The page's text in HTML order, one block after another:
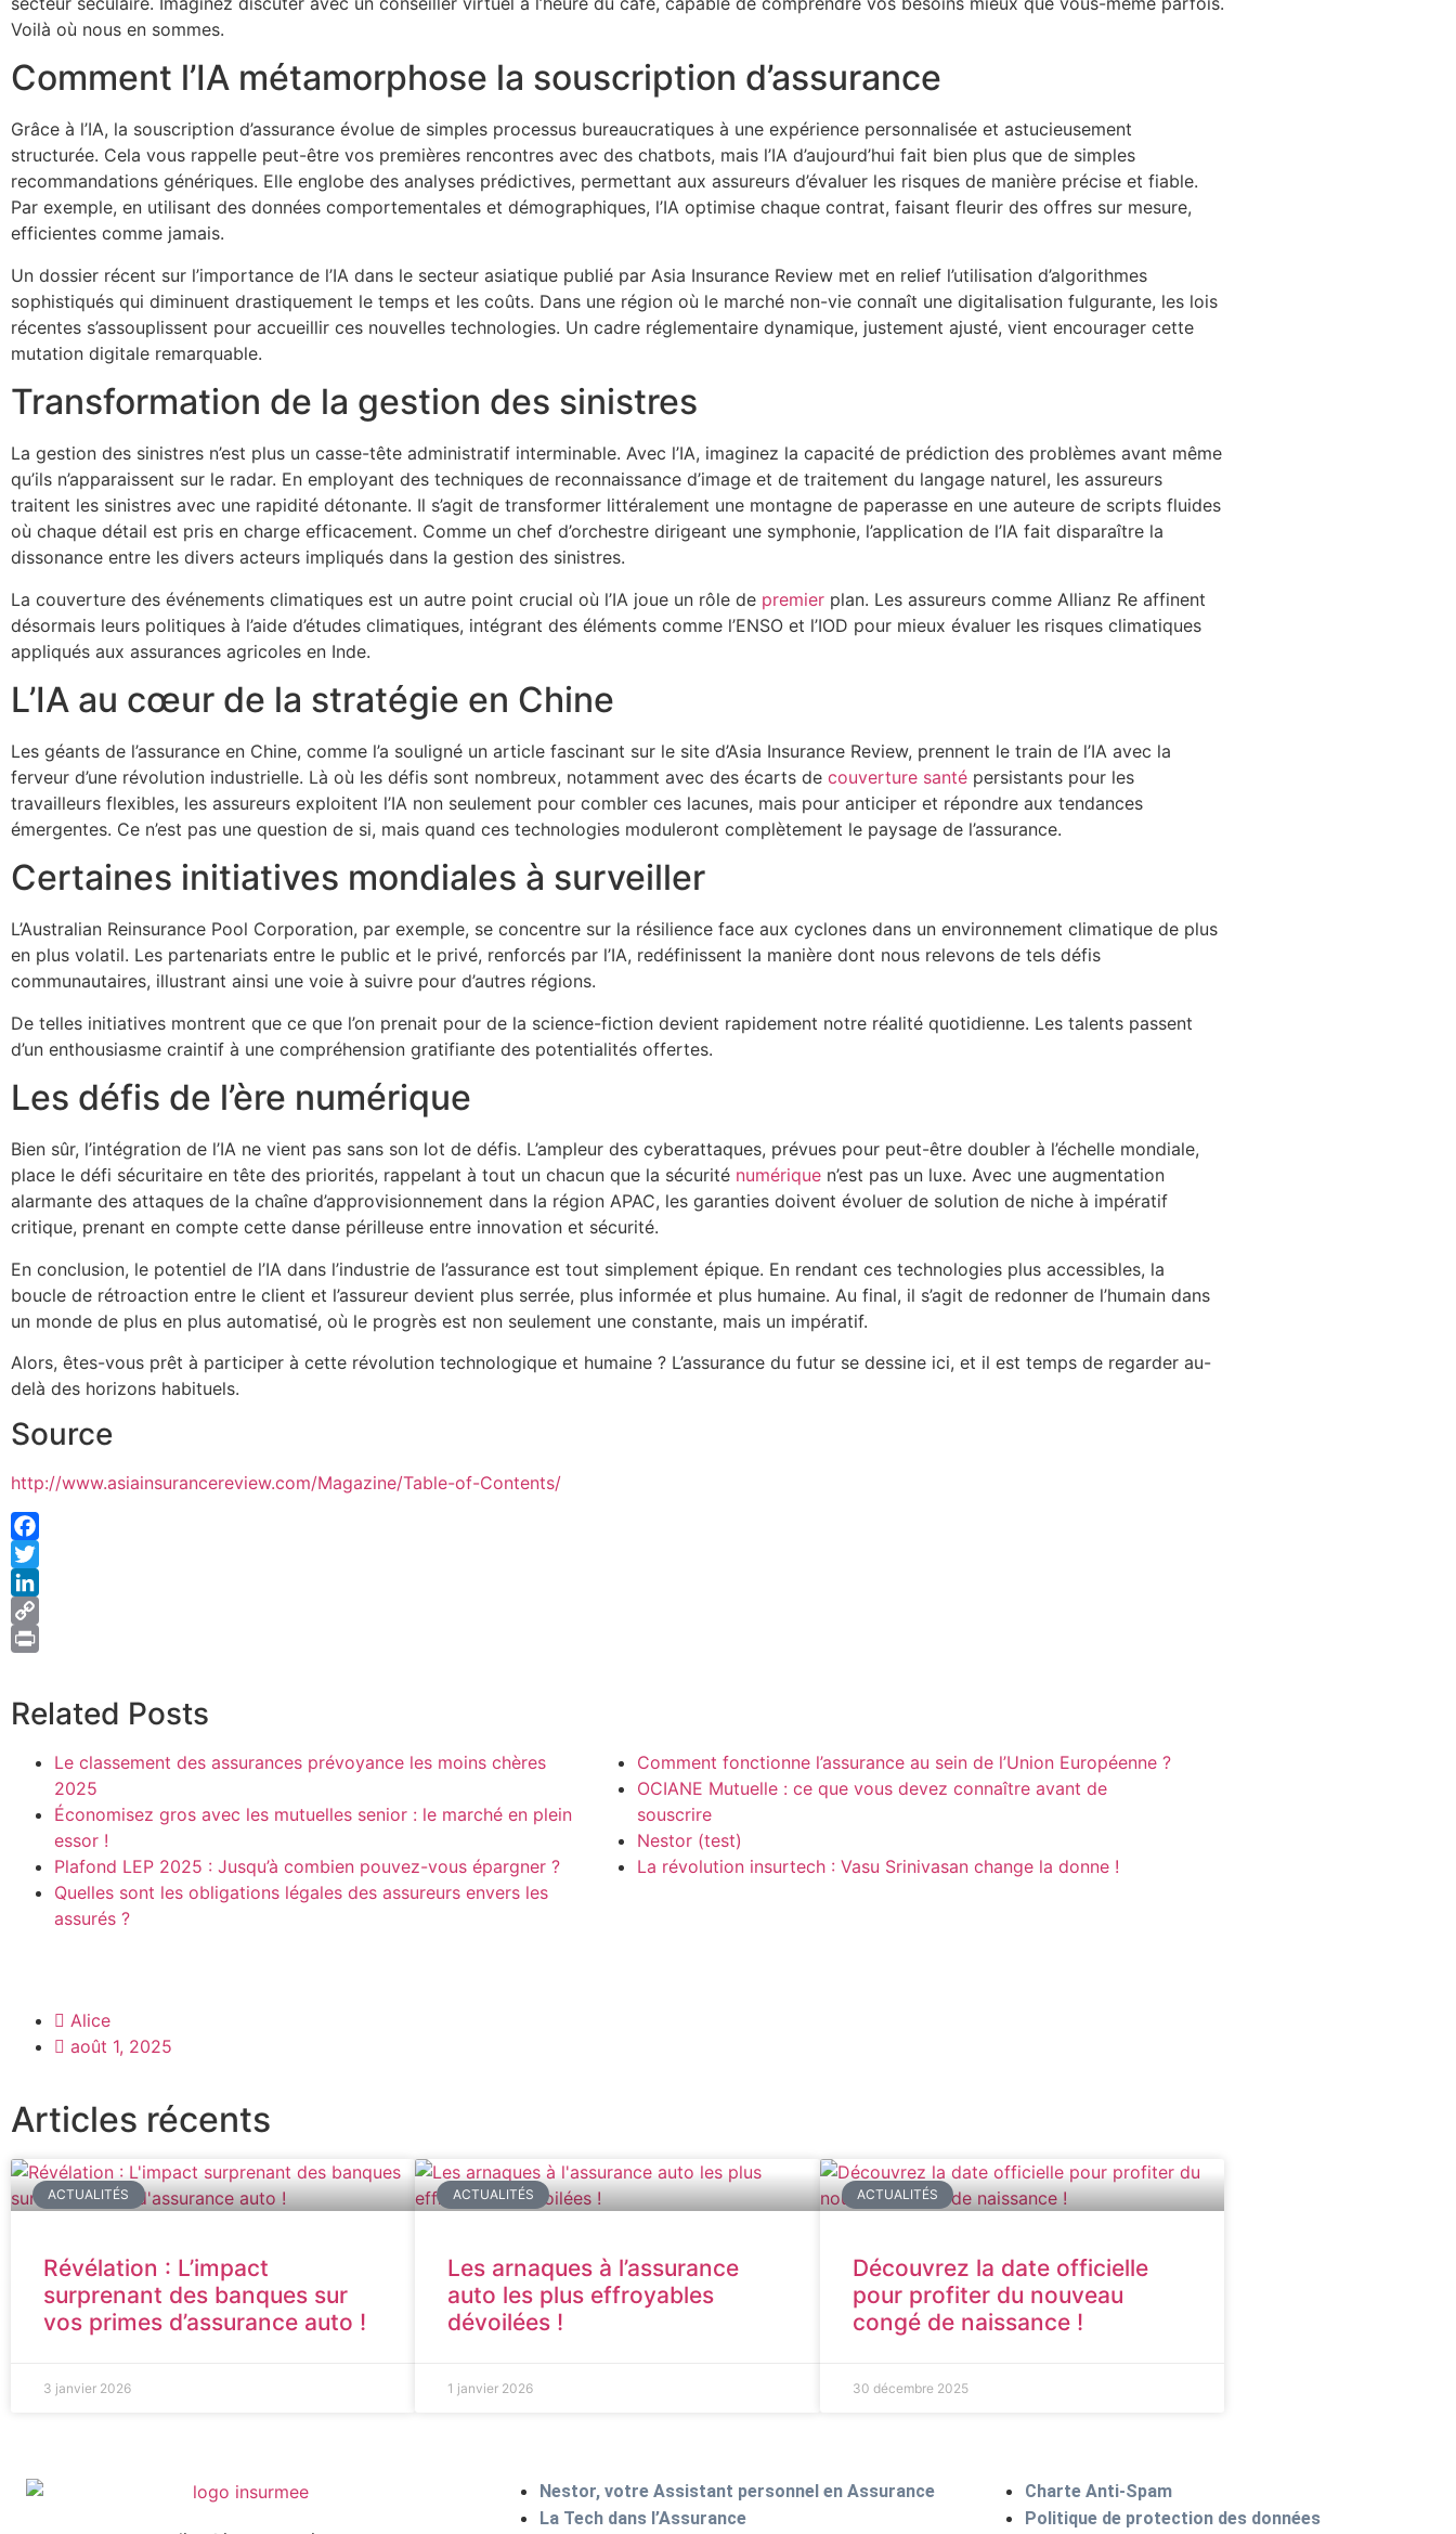
Voilà où nous en sommes.
Comment l’IA métamorphose la souscription d’assurance
Grâce à l’IA, la souscription d’assurance évolue de simples processus bureaucratiques à une expérience personnalisée et astucieusement
structurée. Cela vous rappelle peut-être vos premières rencontres avec des chatbots, mais l’IA d’aujourd’hui fait bien plus que de simples
recommandations génériques. Elle englobe des analyses prédictives, permettant aux assureurs d’évaluer les risques de manière précise et fiable.
Par exemple, en utilisant des données comportementales et démographiques, l’IA optimise chaque contrat, faisant fleurir des offres sur mesure,
efficientes comme jamais.
Un dossier récent sur l’importance de l’IA dans le secteur asiatique publié par Asia Insurance Review met en relief l’utilisation d’algorithmes
sophistiqués qui diminuent drastiquement le temps et les coûts. Dans une région où le marché non-vie connaît une digitalisation fulgurante, les lois
récentes s’assouplissent pour accueillir ces nouvelles technologies. Un cadre réglementaire dynamique, justement ajusté, vient encourager cette
mutation digitale remarquable.
Transformation de la gestion des sinistres
La gestion des sinistres n’est plus un casse-tête administratif interminable. Avec l’IA, imaginez la capacité de prédiction des problèmes avant même
qu’ils n’apparaissent sur le radar. En employant des techniques de reconnaissance d’image et de traitement du langage naturel, les assureurs
traitent les sinistres avec une rapidité détonante. Il s’agit de transformer littéralement une montagne de paperasse en une auteure de scripts fluides
où chaque détail est pris en charge efficacement. Comme un chef d’orchestre dirigeant une symphonie, l’application de l’IA fait disparaître la
dissonance entre les divers acteurs impliqués dans la gestion des sinistres.
La couverture des événements climatiques est un autre point crucial où l’IA joue un rôle de premier plan. Les assureurs comme Allianz Re affinent
désormais leurs politiques à l’aide d’études climatiques, intégrant des éléments comme l’ENSO et l’IOD pour mieux évaluer les risques climatiques
appliqués aux assurances agricoles en Inde.
L’IA au cœur de la stratégie en Chine
Les géants de l’assurance en Chine, comme l’a souligné un article fascinant sur le site d’Asia Insurance Review, prennent le train de l’IA avec la
ferveur d’une révolution industrielle. Là où les défis sont nombreux, notamment avec des écarts de couverture santé persistants pour les
travailleurs flexibles, les assureurs exploitent l’IA non seulement pour combler ces lacunes, mais pour anticiper et répondre aux tendances
émergentes. Ce n’est pas une question de si, mais quand ces technologies moduleront complètement le paysage de l’assurance.
Certaines initiatives mondiales à surveiller
L’Australian Reinsurance Pool Corporation, par exemple, se concentre sur la résilience face aux cyclones dans un environnement climatique de plus
en plus volatil. Les partenariats entre le public et le privé, renforcés par l’IA, redéfinissent la manière dont nous relevons de tels défis
communautaires, illustrant ainsi une voie à suivre pour d’autres régions.
De telles initiatives montrent que ce que l’on prenait pour de la science-fiction devient rapidement notre réalité quotidienne. Les talents passent
d’un enthousiasme craintif à une compréhension gratifiante des potentialités offertes.
Les défis de l’ère numérique
Bien sûr, l’intégration de l’IA ne vient pas sans son lot de défis. L’ampleur des cyberattaques, prévues pour peut-être doubler à l’échelle mondiale,
place le défi sécuritaire en tête des priorités, rappelant à tout un chacun que la sécurité numérique n’est pas un luxe. Avec une augmentation
alarmante des attaques de la chaîne d’approvisionnement dans la région APAC, les garanties doivent évoluer de solution de niche à impératif
critique, prenant en compte cette danse périlleuse entre innovation et sécurité.
En conclusion, le potentiel de l’IA dans l’industrie de l’assurance est tout simplement épique. En rendant ces technologies plus accessibles, la
boucle de rétroaction entre le client et l’assureur devient plus serrée, plus informée et plus humaine. Au final, il s’agit de redonner de l’humain dans
un monde de plus en plus automatisé, où le progrès est non seulement une constante, mais un impératif.
Alors, êtes-vous prêt à participer à cette révolution technologique et humaine ? L’assurance du futur se dessine ici, et il est temps de regarder au-
delà des horizons habituels.
Source
http://www.asiainsurancereview.com/Magazine/Table-of-Contents/
Facebook
Twitter
LinkedIn
Copy
Related Posts
Le classement des assurances prévoyance les moins chères
2025
Économisez gros avec les mutuelles senior : le marché en plein
essor !
Plafond LEP 2025 : Jusqu’à combien pouvez-vous épargner ?
Quelles sont les obligations légales des assureurs envers les
assurés ?
Comment fonctionne l’assurance au sein de l’Union Européenne ?
OCIANE Mutuelle : ce que vous devez connaître avant de
souscrire
Nestor (test)
La révolution insurtech : Vasu Srinivasan change la donne !
Alice
août 1, 2025
Articles récents
ACTUALITÉS
Révélation : L’impact
surprenant des banques sur
vos primes d’assurance auto !
3 janvier 2026
ACTUALITÉS
Les arnaques à l’assurance
auto les plus effroyables
dévoilées !
1 janvier 2026
ACTUALITÉS
Découvrez la date officielle
pour profiter du nouveau
congé de naissance !
30 décembre 2025
Nestor, votre Assistant personnel en Assurance
La Tech dans l’Assurance
Charte Anti-Spam
Politique de protection des données